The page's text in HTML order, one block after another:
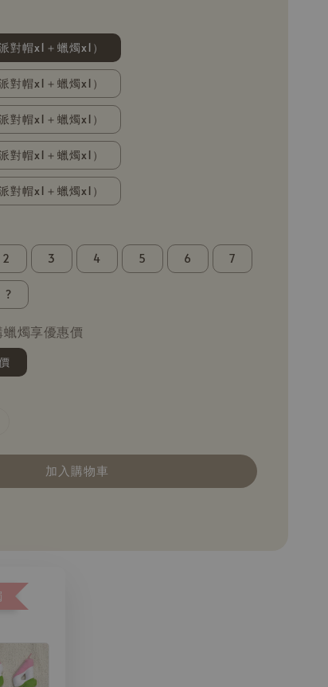
對帽x1＋蠟燭x1）
對帽x1＋蠟燭x1）
對帽x1＋蠟燭x1）
對帽x1＋蠟燭x1）
對帽x1＋蠟燭x1）
2 3 4 5 6 7
?
燭享優惠價
加入購物車